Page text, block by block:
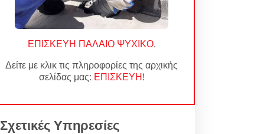
ΕΠΙΣΚΕΥΗ ΠΑΛΑΙΟ ΨΥΧΙΚΟ.
Δείτε με κλικ τις πληροφορίες της αρχικής
σελίδας μας: ΕΠΙΣΚΕΥΗ!
Σχετικές Υπηρεσίες